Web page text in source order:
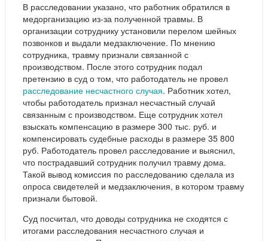
В расследовании указано, что работник обратился в
медорганизацию из-за полученной травмы. В
организации сотруднику установили перелом шейных
позвонков и выдали медзаключение. По мнению
сотрудника, травму признали связанной с
производством. После этого сотрудник подал
претензию в суд о том, что работодатель не провел
расследование несчастного случая. Работник хотел,
чтобы работодатель признал несчастный случай
связанным с производством. Еще сотрудник хотел
взыскать компенсацию в размере 300 тыс. руб. и
компенсировать судебные расходы в размере 35 800
руб. Работодатель провел расследование и выяснил,
что пострадавший сотрудник получил травму дома.
Такой вывод комиссия по расследованию сделала из
опроса свидетелей и медзаключения, в котором травму
признали бытовой.
Суд посчитал, что доводы сотрудника не сходятся с
итогами расследования несчастного случая и